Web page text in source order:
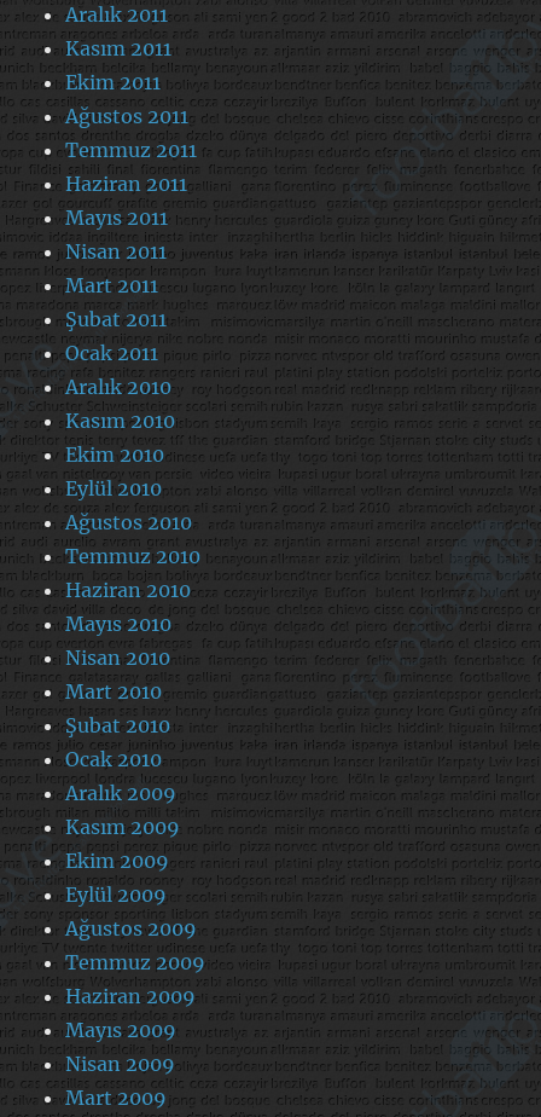
Aralık 2011
Kasım 2011
Ekim 2011
Ağustos 2011
Temmuz 2011
Haziran 2011
Mayıs 2011
Nisan 2011
Mart 2011
Şubat 2011
Ocak 2011
Aralık 2010
Kasım 2010
Ekim 2010
Eylül 2010
Ağustos 2010
Temmuz 2010
Haziran 2010
Mayıs 2010
Nisan 2010
Mart 2010
Şubat 2010
Ocak 2010
Aralık 2009
Kasım 2009
Ekim 2009
Eylül 2009
Ağustos 2009
Temmuz 2009
Haziran 2009
Mayıs 2009
Nisan 2009
Mart 2009